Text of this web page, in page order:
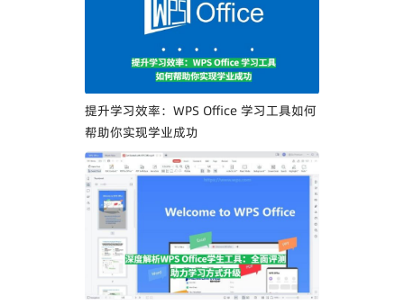
提升学习效率：WPS Office 学习工具如何
帮助你实现学业成功